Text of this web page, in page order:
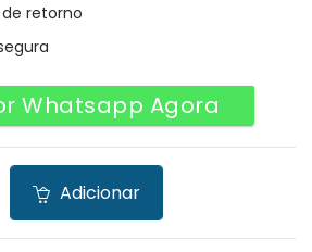
retorno
Whatsapp Agora
Adicionar